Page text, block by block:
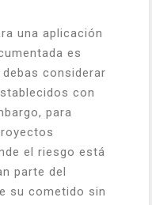
una aplicación
es
considerar
con
para
el riesgo está
parte del
su cometido sin